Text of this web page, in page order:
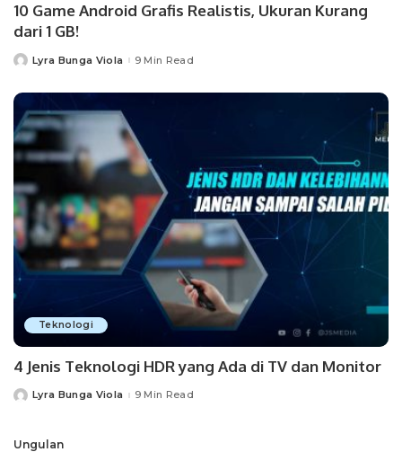
10 Game Android Grafis Realistis, Ukuran Kurang
dari 1 GB!
PostedLyra Bunga Viola 9 Min Read
Teknologi
4 Jenis Teknologi HDR yang Ada di TV dan Monitor
PostedLyra Bunga Viola 9 Min Read
Ungulan